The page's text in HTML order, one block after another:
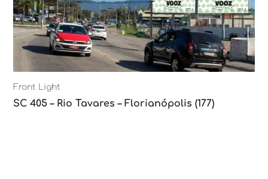
Front Light
SC 405 – Rio Tavares – Florianópolis (177)